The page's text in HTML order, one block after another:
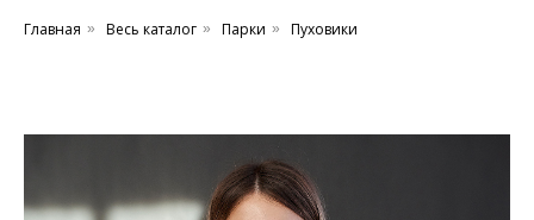
Главная » Весь каталог » Парки » Пуховики